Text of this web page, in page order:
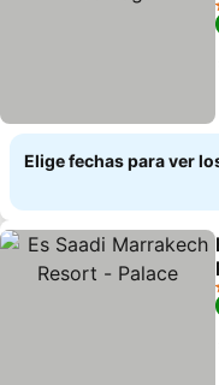
Elige fechas para ver